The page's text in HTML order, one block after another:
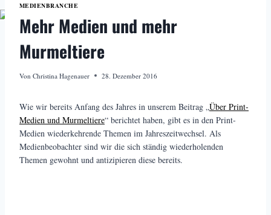
MEDIENBRANCHE
Mehr Medien und mehr
Murmeltiere
Von Christina Hagenauer 28. Dezember 2016
Wie wir bereits Anfang des Jahres in unserem Beitrag „Über Print-
Medien und Murmeltiere“ berichtet haben, gibt es in den Print-
Medien wiederkehrende Themen im Jahreszeitwechsel. Als
Medienbeobachter sind wir die sich ständig wiederholenden
Themen gewohnt und antizipieren diese bereits.